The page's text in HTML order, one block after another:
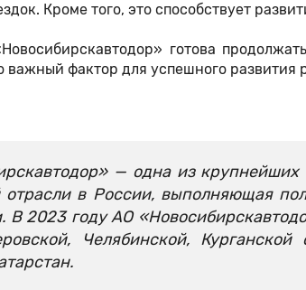
Кроме того, это способствует
готова
важный фактор для успешного
— одна из
отрасли в России, выполняющая
В 2023 году АО
Челябинской,